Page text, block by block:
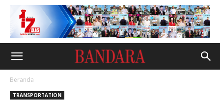
Beranda
TRANSPORTATION